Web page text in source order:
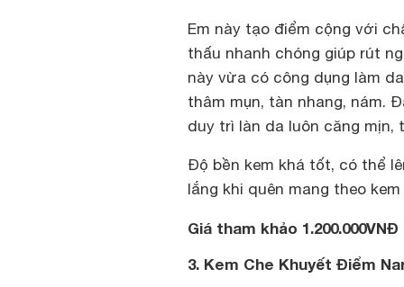
Em này tạo điểm cộng với
thấu nhanh chóng giúp rút
này vừa có công dụng làm
thâm mụn, tàn nhang, nám.
duy trì làn da luôn căng
Độ bền kem khá tốt, có thể
lắng khi quên mang theo
Giá tham khảo 1.200.000VNĐ
3. Kem Che Khuyết Điểm